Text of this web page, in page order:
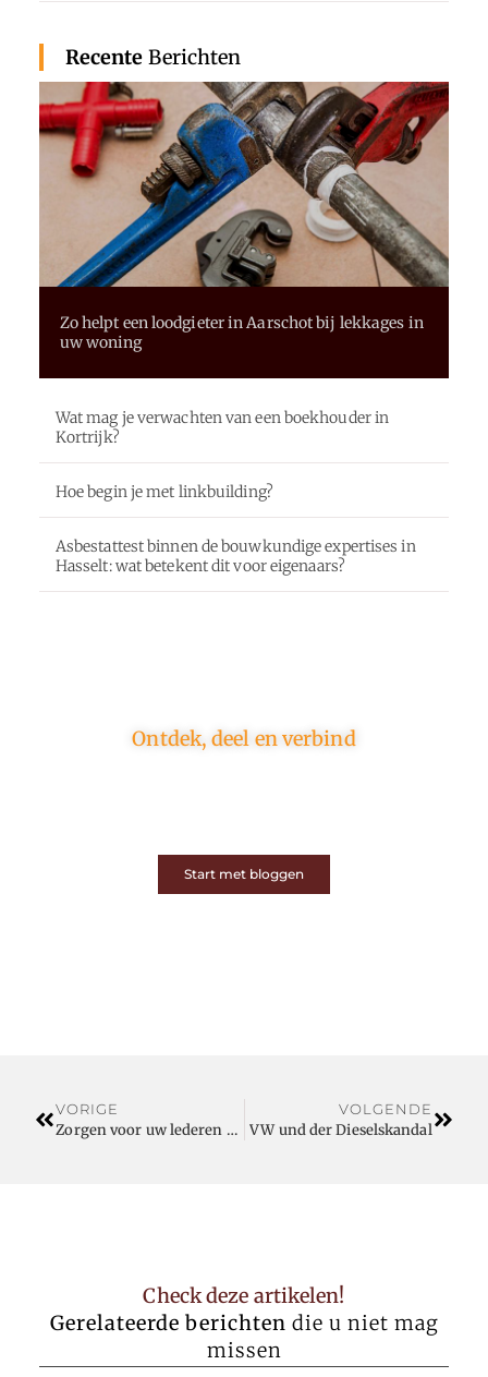
Recente Berichten
Zo helpt een loodgieter in Aarschot bij lekkages in
uw woning
Wat mag je verwachten van een boekhouder in
Kortrijk?
Hoe begin je met linkbuilding?
Asbestattest binnen de bouwkundige expertises in
Hasselt: wat betekent dit voor eigenaars?
Ontdek, deel en verbind
Start met bloggen
VORIGE
Zorgen voor uw lederen aktetas
VOLGENDE
VW und der Dieselskandal
Check deze artikelen!
Gerelateerde berichten die u niet mag
missen